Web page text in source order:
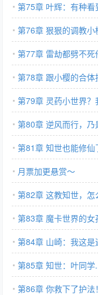
首订）
第75章 叶辉：有种
万）
第76章 狠狠的调教小
第77章 雷劫都劈不
首订）
第78章 跟小樱的合
首订）
第79章 灵药小世界
订）
第80章 逆风而行，乃
第81章 知世也能修仙
月票加更悬赏～
第82章 这教知世，怎
第83章 魔卡世界的
第84章 山崎：我这是
第85章 知世：叶同学
第86章 你救下了护